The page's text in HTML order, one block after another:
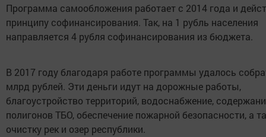
Программа самообложения работает с 2014 года и
принципу софинансирования. Так, на 1 рубль населения
направляется 4 рубля софинансирования из бюджета.
В 2017 году благодаря работе программы удалось
млрд рублей. Эти деньги идут на дорожные работы,
благоустройство территорий, водоснабжение,
полигонов ТБО, обеспечение пожарной безопасности, а
очистку рек и озер республики.